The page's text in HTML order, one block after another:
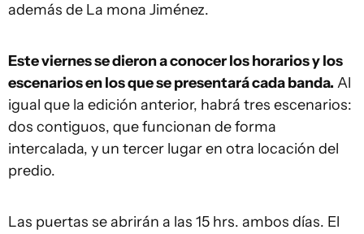
además de La mona Jiménez.
Este viernes se dieron a conocer los horarios y los
escenarios en los que se presentará cada banda. Al
igual que la edición anterior, habrá tres escenarios:
dos contiguos, que funcionan de forma
intercalada, y un tercer lugar en otra locación del
predio.
Las puertas se abrirán a las 15 hrs. ambos días. El